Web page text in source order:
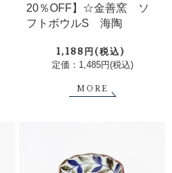
20％OFF】☆金善窯 ソ
フトボウルS 海陶
1,188円(税込)
定価：1,485円(税込)
MORE